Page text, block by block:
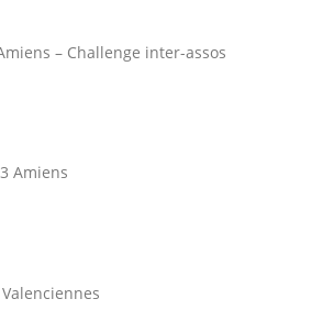
– Challenge inter-assos
Amiens